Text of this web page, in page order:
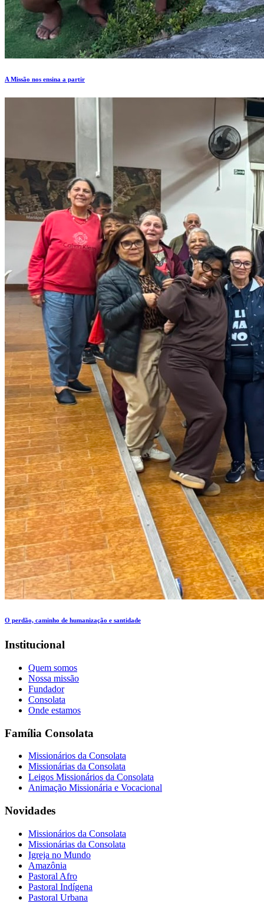
A Missão nos ensina a partir
O perdão, caminho de humanização e santidade
Institucional
Quem somos
Nossa missão
Fundador
Consolata
Onde estamos
Família Consolata
Missionários da Consolata
Missionárias da Consolata
Leigos Missionários da Consolata
Animação Missionária e Vocacional
Novidades
Missionários da Consolata
Missionárias da Consolata
Igreja no Mundo
Amazônia
Pastoral Afro
Pastoral Indígena
Pastoral Urbana